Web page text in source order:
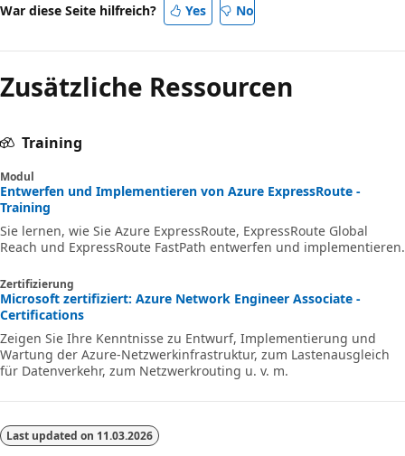
War diese Seite hilfreich? Yes No
Zusätzliche Ressourcen
Training
Modul
Entwerfen und Implementieren von Azure ExpressRoute -
Training
Sie lernen, wie Sie Azure ExpressRoute, ExpressRoute Global
Reach und ExpressRoute FastPath entwerfen und implementieren.
Zertifizierung
Microsoft zertifiziert: Azure Network Engineer Associate -
Certifications
Zeigen Sie Ihre Kenntnisse zu Entwurf, Implementierung und
Wartung der Azure-Netzwerkinfrastruktur, zum Lastenausgleich
für Datenverkehr, zum Netzwerkrouting u. v. m.
Last updated on 11.03.2026